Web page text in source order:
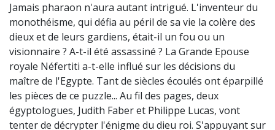
Jamais pharaon n'aura autant intrigué. L'inventeur du
monothéisme, qui défia au péril de sa vie la colère des
dieux et de leurs gardiens, était-il un fou ou un
visionnaire ? A-t-il été assassiné ? La Grande Epouse
royale Néfertiti a-t-elle influé sur les décisions du
maître de l'Egypte. Tant de siècles écoulés ont éparpillé
les pièces de ce puzzle... Au fil des pages, deux
égyptologues, Judith Faber et Philippe Lucas, vont
tenter de décrypter l'énigme du dieu roi. S'appuyant sur